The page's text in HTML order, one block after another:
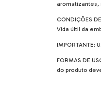
aromatizantes,
CONDIÇÕES
Vida últil da
IMPORTANTE:
FORMAS DE
do produto